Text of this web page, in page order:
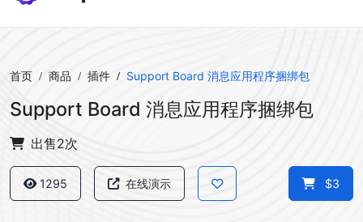
首页 商品 插件 Support Board 消息应用程序捆绑包
Support Board 消息应用程序捆绑包
出售2次
1295 在线演示 $3